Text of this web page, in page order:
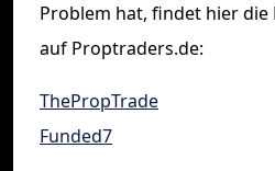
Problem hat, findet hier die
auf Proptraders.de:
ThePropTrade
Funded7